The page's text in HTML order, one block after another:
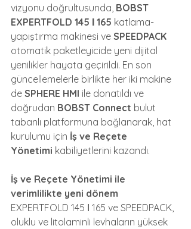
vizyonu doğrultusunda, BOBST
EXPERTFOLD 145 І 165 katlama-
yapıştırma makinesi ve SPEEDPACK
otomatik paketleyicide yeni dijital
yenilikler hayata geçirildi. En son
güncellemelerle birlikte her iki makine
de SPHERE HMI ile donatıldı ve
doğrudan BOBST Connect bulut
tabanlı platformuna bağlanarak, hat
kurulumu için İş ve Reçete
Yönetimi kabiliyetlerini kazandı.
İş ve Reçete Yönetimi ile
verimlilikte yeni dönem
EXPERTFOLD 145 І 165 ve SPEEDPACK,
oluklu ve litolaminli levhaların yüksek